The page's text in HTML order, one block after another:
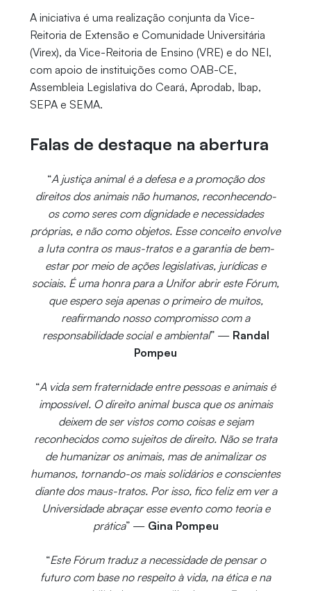
A iniciativa é uma realização conjunta da Vice-
Reitoria de Extensão e Comunidade Universitária
(Virex), da Vice-Reitoria de Ensino (VRE) e do NEI,
com apoio de instituições como OAB-CE,
Assembleia Legislativa do Ceará, Aprodab, Ibap,
SEPA e SEMA.
Falas de destaque na abertura
“A justiça animal é a defesa e a promoção dos
direitos dos animais não humanos, reconhecendo-
os como seres com dignidade e necessidades
próprias, e não como objetos. Esse conceito envolve
a luta contra os maus-tratos e a garantia de bem-
estar por meio de ações legislativas, jurídicas e
sociais. É uma honra para a Unifor abrir este Fórum,
que espero seja apenas o primeiro de muitos,
reafirmando nosso compromisso com a
responsabilidade social e ambiental” — Randal
Pompeu
“A vida sem fraternidade entre pessoas e animais é
impossível. O direito animal busca que os animais
deixem de ser vistos como coisas e sejam
reconhecidos como sujeitos de direito. Não se trata
de humanizar os animais, mas de animalizar os
humanos, tornando-os mais solidários e conscientes
diante dos maus-tratos. Por isso, fico feliz em ver a
Universidade abraçar esse evento como teoria e
prática” — Gina Pompeu
“Este Fórum traduz a necessidade de pensar o
futuro com base no respeito à vida, na ética e na